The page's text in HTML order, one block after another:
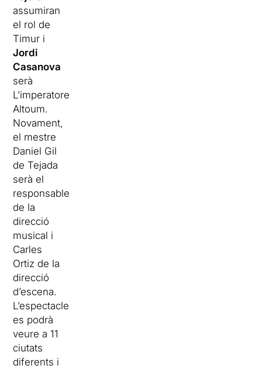
assumiran
el rol de
Timur i
Jordi
Casanova
serà
L’imperatore
Altoum.
Novament,
el mestre
Daniel Gil
de Tejada
serà el
responsable
de la
direcció
musical i
Carles
Ortiz de la
direcció
d’escena.
L’espectacle
es podrà
veure a 11
ciutats
diferents i